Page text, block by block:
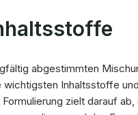
abgestimmten
Inhaltsstoffe
zielt darauf ab,